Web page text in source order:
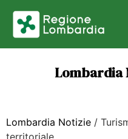
Lombardia
Lombardia Notizie /
territoriale